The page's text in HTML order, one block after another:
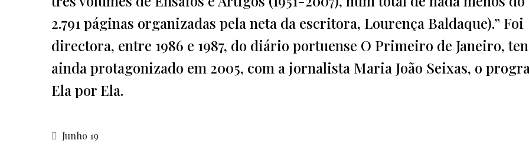
2.791 páginas organizadas pela neta da escritora, Lourença Baldaque).” Foi
directora, entre 1986 e 1987, do diário portuense O Primeiro de Janeiro,
ainda protagonizado em 2005, com a jornalista Maria João Seixas, o
Ela por Ela.
Junho 19